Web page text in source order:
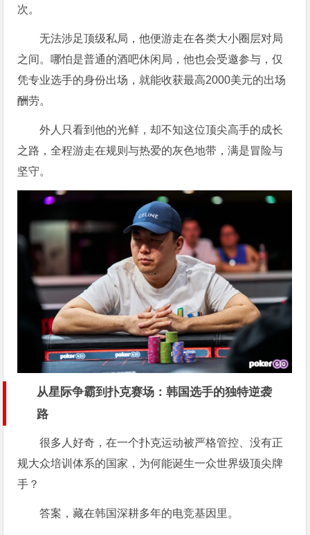
次。
无法涉足顶级私局，他便游走在各类大小圈层对局
之间。哪怕是普通的酒吧休闲局，他也会受邀参与，仅
凭专业选手的身份出场，就能收获最高2000美元的出场
酬劳。
外人只看到他的光鲜，却不知这位顶尖高手的成长
之路，全程游走在规则与热爱的灰色地带，满是冒险与
坚守。
从星际争霸到扑克赛场：韩国选手的独特逆袭
路
很多人好奇，在一个扑克运动被严格管控、没有正
规大众培训体系的国家，为何能诞生一众世界级顶尖牌
手？
答案，藏在韩国深耕多年的电竞基因里。